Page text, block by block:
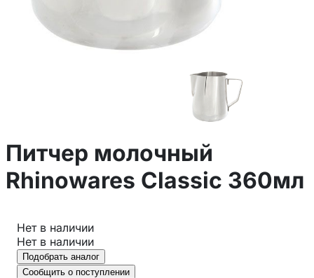
Питчер молочный
Rhinowares Classic 360мл
Нет в наличии
Нет в наличии
Подобрать аналог
Сообщить о поступлении